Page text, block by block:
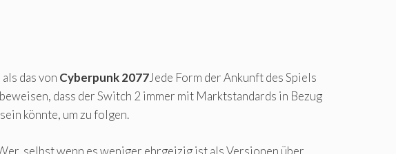
das von Cyberpunk 2077Jede Form der Ankunft des Spiels
dass der Switch 2 immer mit Marktstandards in Bezug
könnte, um zu folgen.
selbst wenn es weniger ehrgeizig ist als Versionen über